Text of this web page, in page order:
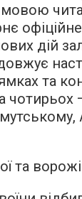
дій
та
чотирьох
та